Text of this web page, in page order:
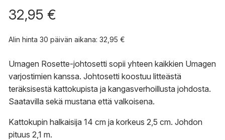
32,95 €
Alin hinta 30 päivän aikana: 32,95 €
Umagen Rosette-johtosetti sopii yhteen kaikkien Umagen
varjostimien kanssa. Johtosetti koostuu litteästä
teräksisestä kattokupista ja kangasverhoillusta johdosta.
Saatavilla sekä mustana että valkoisena.
Kattokupin halkaisija 14 cm ja korkeus 2,5 cm. Johdon
pituus 2,1 m.